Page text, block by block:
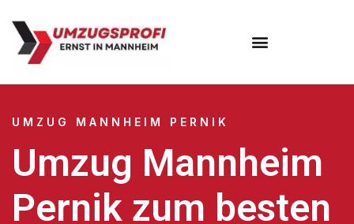
UMZUG MANNHEIM PERNIK
Umzug Mannheim
Pernik zum besten